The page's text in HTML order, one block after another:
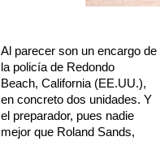
Al parecer son un encargo de
la policía de Redondo
Beach, California (EE.UU.),
en concreto dos unidades. Y
el preparador, pues nadie
mejor que Roland Sands,